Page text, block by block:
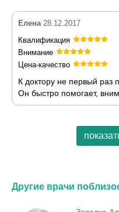
Елена 28.12.2017
Квалификация
Внимание
Цена-качество
К доктору не первый раз
Он быстро помогает,
Другие врачи